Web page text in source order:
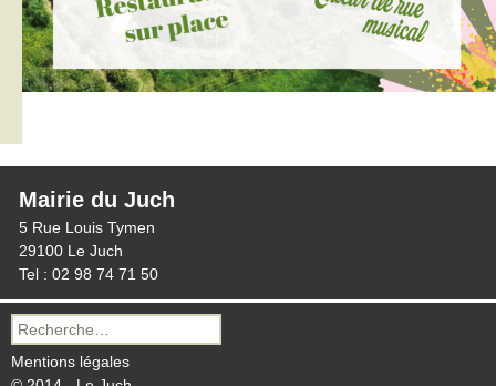
Mairie du Juch
5 Rue Louis Tymen
29100 Le Juch
Tel : 02 98 74 71 50
Recherche
pour :
Mentions légales